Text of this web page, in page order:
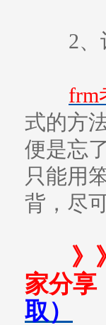
2、
frm
式的方
便是忘
只能用
背，尽
》
家分享
取）